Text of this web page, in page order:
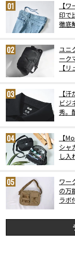
【
印で
徹底
ユニ
ーク
【
【
ビジ
秀。
【
シャ
し入
ワー
の万
ラボ